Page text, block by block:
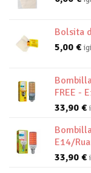
Bolsita
5,00 €
FREE -
33,90 €
E14/
33,90 €